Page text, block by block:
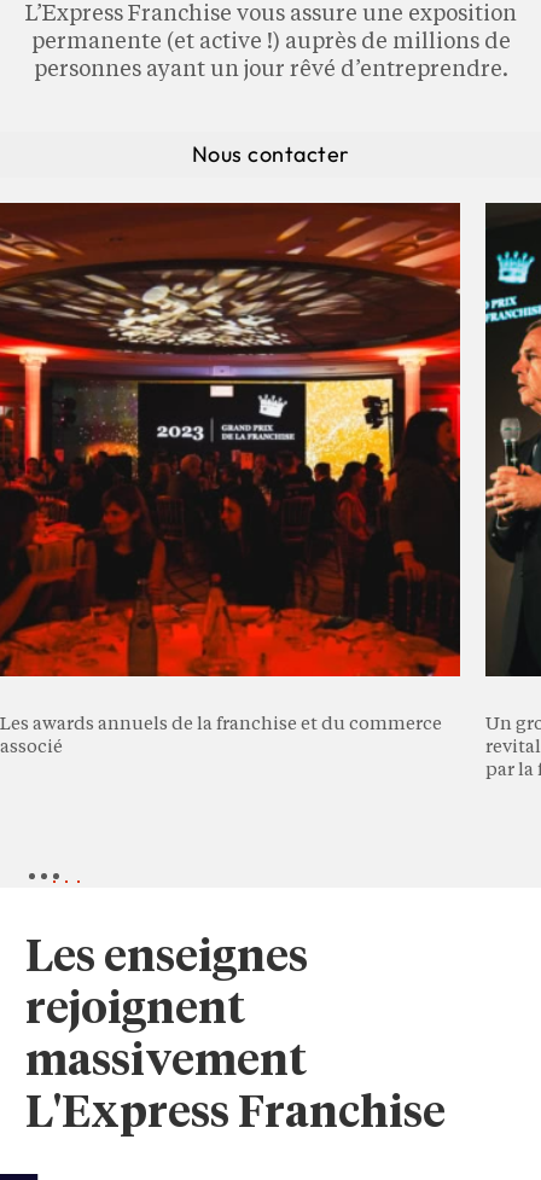
L’Express Franchise vous assure une exposition
permanente (et active !) auprès de millions de
personnes ayant un jour rêvé d’entreprendre.
Nous contacter
Les awards annuels de la franchise et du commerce
associé
Un
par la
Les enseignes
rejoignent
massivement
L'Express Franchise